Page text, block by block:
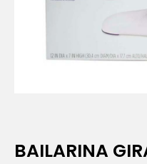
BAILARINA